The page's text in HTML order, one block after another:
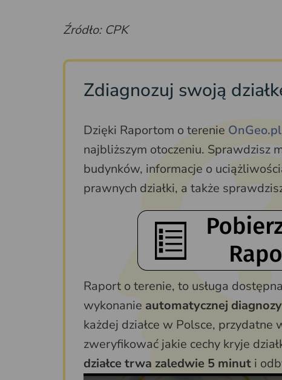
Źródło: CPK
Zdiagnozuj swoją
Dzięki Raportom o terenie OnGeo.pl
najbliższym otoczeniu. Sprawdzisz
budynków, informacje o
prawnych działki, a także
Raport o terenie, to usługa dostępna
wykonanie automatycznej diagnozy
każdej działce w Polsce, przydatne
zweryfikować jakie cechy kryje
działce trwa zaledwie 5 minut i